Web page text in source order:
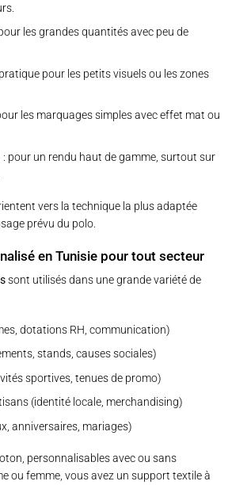
les grandes quantités avec peu de
pour les petits visuels ou les zones
les marquages simples avec effet mat ou
pour un rendu haut de gamme, surtout sur
vers la technique la plus adaptée
prévu du polo.
en Tunisie pour tout secteur
sont utilisés dans une grande variété de
dotations RH, communication)
stands, causes sociales)
sportives, tenues de promo)
(identité locale, merchandising)
anniversaires, mariages)
personnalisables avec ou sans
ou femme, vous avez un support textile à